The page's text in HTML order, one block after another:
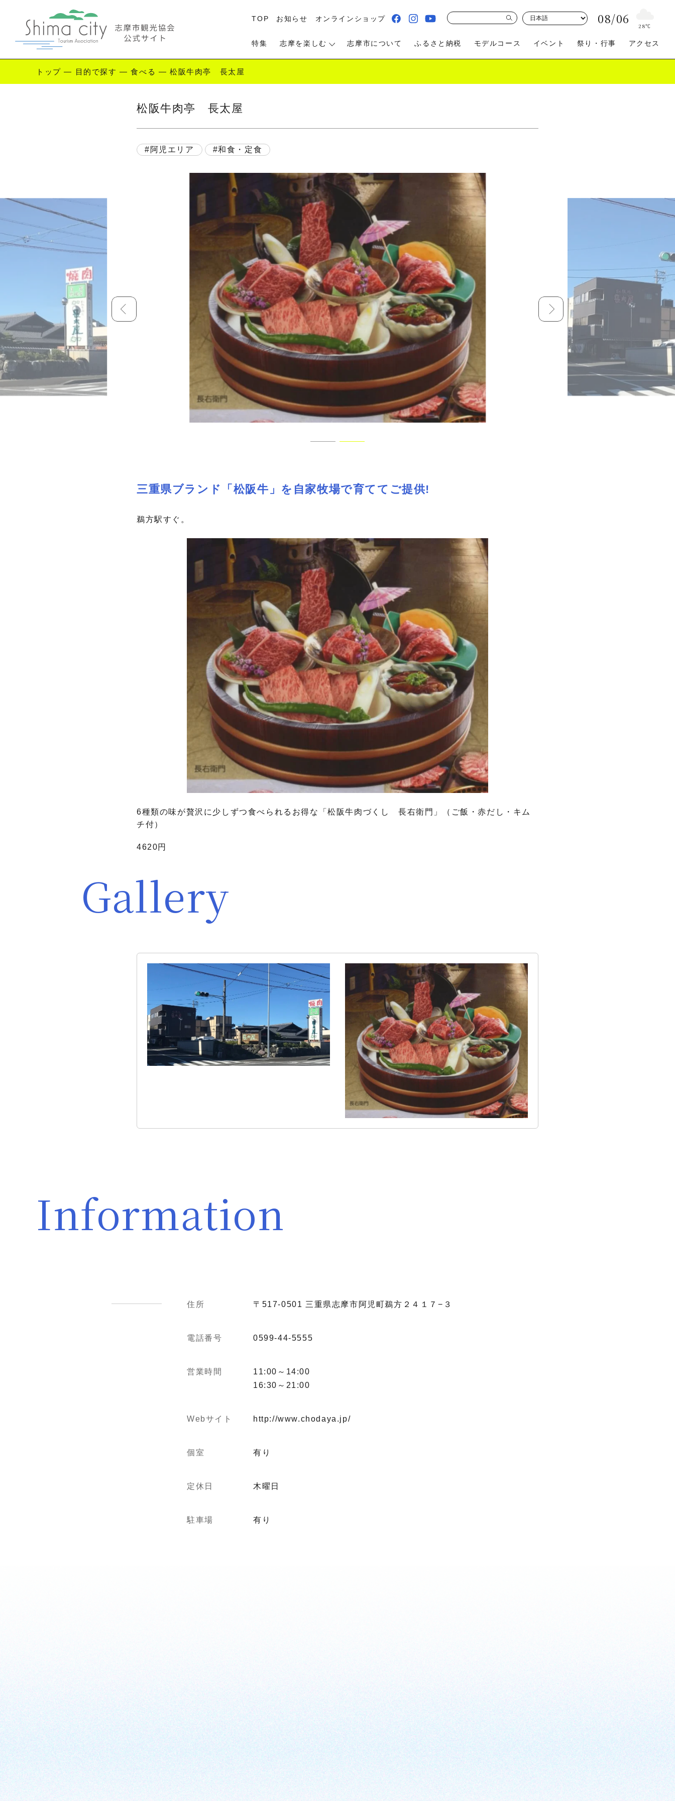
TOP お知らせ オンラインショップ 08/06 28℃
特集 志摩を楽しむ
Enjoy Shima
志摩市について ふるさと納税 モデルコース イベント 祭り・行事 アクセス
トップ — 目的で探す —食べる —松阪牛肉亭 長太屋
松阪牛肉亭 長太屋
阿児エリア 和食・定食
三重県ブランド「松阪牛」を自家牧場で育ててご提供!
鵜方駅すぐ。
6種類の味が贅沢に少しずつ食べられるお得な「松阪牛肉づくし 長右衛門」（ご飯・赤だし・キム
チ付）
4620円
Gallery
Information
住所 〒517-0501 三重県志摩市阿児町鵜方２４１７−３
電話番号 0599-44-5555
営業時間
11:00～14:00
16:30～21:00
Webサイト http://www.chodaya.jp/
個室 有り
定休日 木曜日
駐車場 有り